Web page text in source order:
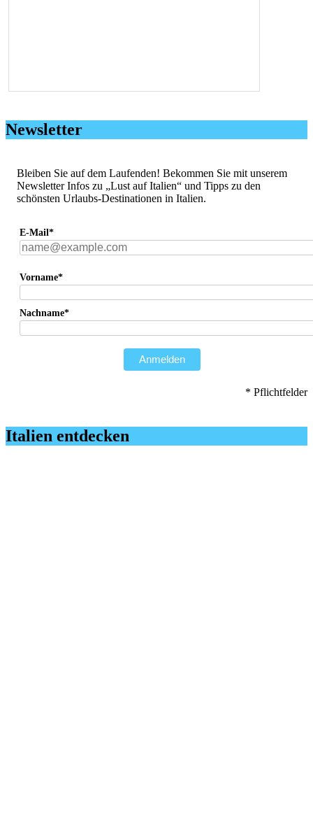
Newsletter
Bleiben Sie auf dem Laufenden! Bekommen Sie mit unserem
Newsletter Infos zu „Lust auf Italien“ und Tipps zu den
schönsten Urlaubs-Destinationen in Italien.
E-Mail*
Vorname*
Nachname*
Anmelden
* Pflichtfelder
Italien entdecken